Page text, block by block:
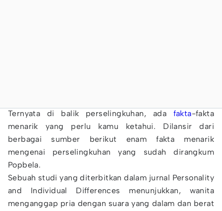
Ternyata di balik perselingkuhan, ada fakta-fakta
menarik yang perlu kamu ketahui. Dilansir dari
berbagai sumber berikut enam fakta menarik
mengenai perselingkuhan yang sudah dirangkum
Popbela.
Sebuah studi yang diterbitkan dalam jurnal Personality
and Individual Differences menunjukkan, wanita
menganggap pria dengan suara yang dalam dan berat